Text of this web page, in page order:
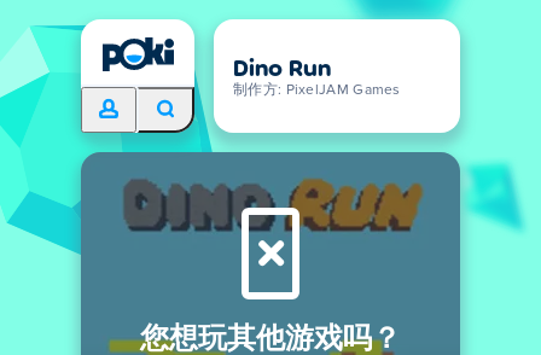
Dino Run
制作方: PixelJAM Games
您想玩其他游戏吗？